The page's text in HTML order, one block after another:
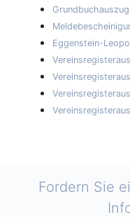
Eggenstein-
Fordern Sie